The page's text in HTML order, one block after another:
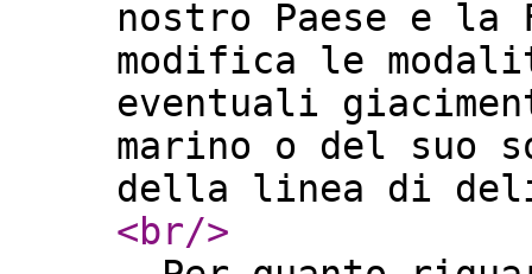
nostro Paese e
modifica le
eventuali
marino o del suo
della linea di
<br/>